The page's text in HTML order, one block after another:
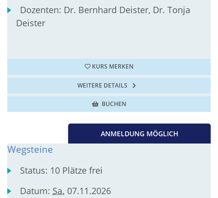
Dozenten: Dr. Bernhard Deister, Dr. Tonja
Deister
KURS MERKEN
WEITERE DETAILS
BUCHEN
ANMELDUNG MÖGLICH
Wegsteine
Status: 10 Plätze frei
Datum: Sa. 07.11.2026